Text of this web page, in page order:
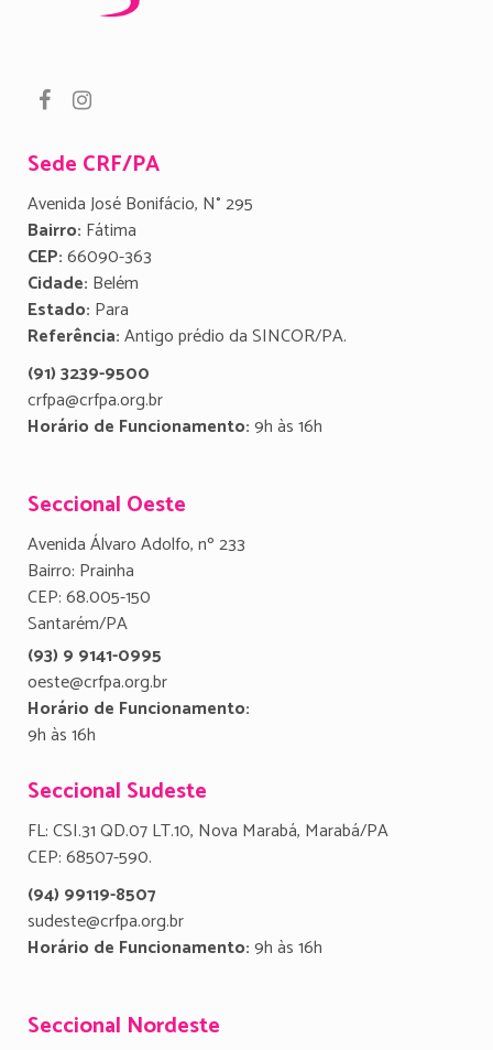
Sede CRF/PA
Avenida José Bonifácio, N° 295
Bairro: Fátima
CEP:66090-363
Cidade: Belém
Estado: Para
Referência:Antigo prédio da SINCOR/PA.
(91) 3239-9500
crfpa@crfpa.org.br
Horário de Funcionamento:9h às 16h
Seccional Oeste
Avenida Álvaro Adolfo, nº 233
Bairro: Prainha
CEP: 68.005-150
Santarém/PA
(93) 9 9141-0995
oeste@crfpa.org.br
Horário de Funcionamento:
9h às 16h
Seccional Sudeste
FL: CSI.31 QD.07 LT.10, Nova Marabá, Marabá/PA
CEP: 68507-590.
(94) 99119-8507
sudeste@crfpa.org.br
Horário de Funcionamento:9h às 16h
Seccional Nordeste